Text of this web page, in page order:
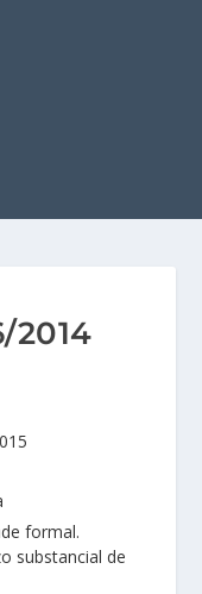
2014
formal.
substancial de